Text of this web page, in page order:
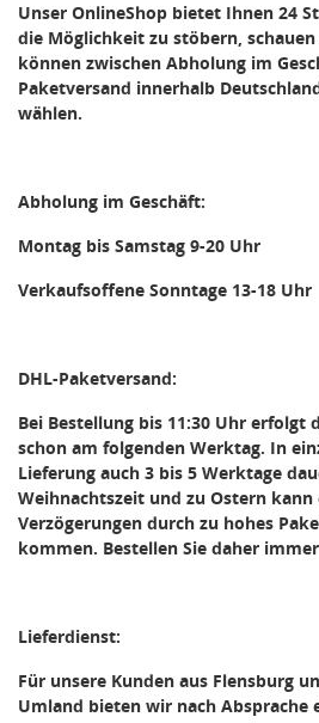
idee+spiel Betriebs-GmbH
Datenschutzbestimmungen
Unser OnlineShop bietet Ihnen 24
die Möglichkeit zu stöbern,
können zwischen Abholung im
Paketversand innerhalb
wählen.
Abholung im Geschäft:
Montag bis Samstag 9-20 Uhr
Verkaufsoffene Sonntage 13-18 Uhr
DHL-Paketversand:
Bei Bestellung bis 11:30 Uhr erfolgt
schon am folgenden Werktag. In
Lieferung auch 3 bis 5 Werktage
Weihnachtszeit und zu Ostern kann
Verzögerungen durch zu hohes
kommen. Bestellen Sie daher
Lieferdienst:
Für unsere Kunden aus Flensburg
Umland bieten wir nach Absprache